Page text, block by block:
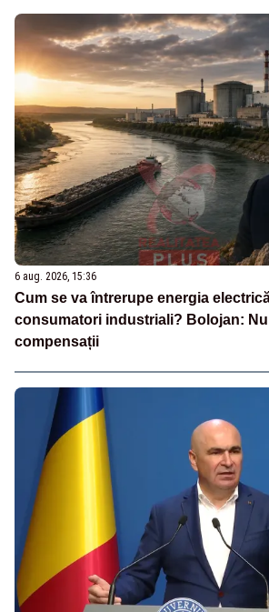
6 aug. 2026, 15:36
Cum se va întrerupe energia
consumatori industriali? Bolojan:
compensații